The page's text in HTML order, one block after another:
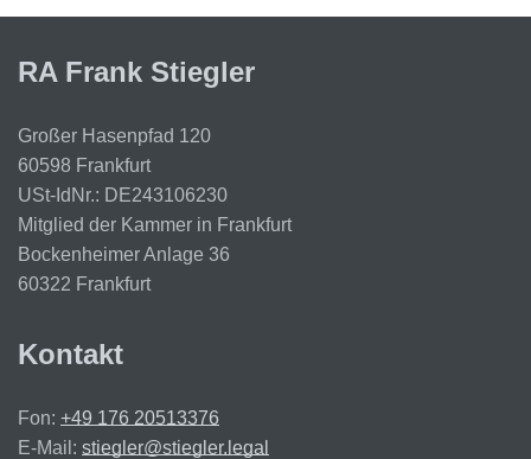
RA Frank Stiegler
Großer Hasenpfad 120
60598 Frankfurt
USt-IdNr.: DE243106230
Mitglied der Kammer in Frankfurt
Bockenheimer Anlage 36
60322 Frankfurt
Kontakt
Fon: +49 176 20513376
E-Mail: stiegler@stiegler.legal